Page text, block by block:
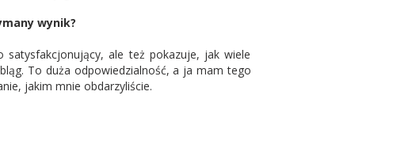
wynik?
ale też pokazuje, jak wiele
To duża odpowiedzialność, a ja mam tego
jakim mnie obdarzyliście.